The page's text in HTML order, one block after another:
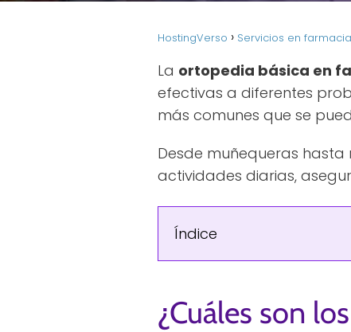
HostingVerso Servicios en farmacia
La ortopedia básica en
efectivas a diferentes
más comunes que se
Desde muñequeras
actividades diarias,
Índice
¿Cuáles son